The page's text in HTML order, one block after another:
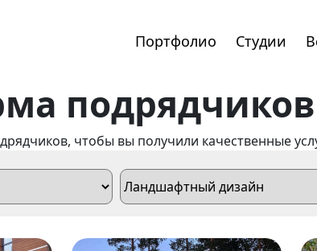
Портфолио Студии
подрядчиков
чтобы вы получили качественные